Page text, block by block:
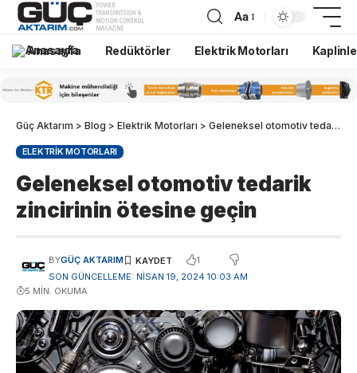
Aa
Anasayfa Redüktörler Elektrik Motorları
Güç Aktarım > Blog > Elektrik Motorları > Geleneksel otomotiv tedarik zincirinin ötesine geçin
ELEKTRIK MOTORLARI
Geleneksel otomotiv tedarik
zincirinin ötesine geçin
SON GÜNCELLEME: NISAN 19, 2024 10:03 AM
BYGÜÇ AKTARIM 1
5 MIN. OKUMA